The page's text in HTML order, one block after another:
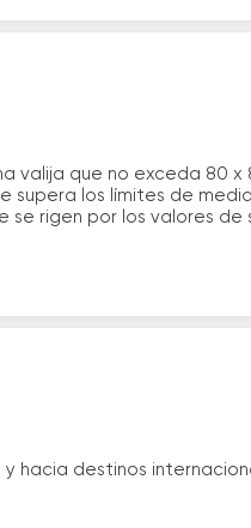
valija que no exceda 80 x
supera los límites de
rigen por los valores de
hacia destinos